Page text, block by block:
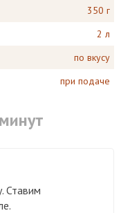
350 г
2 л
по вкусу
при подаче
Ставим